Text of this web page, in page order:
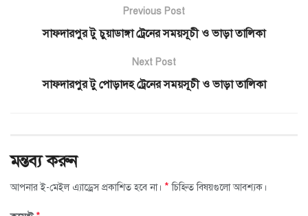
Previous Post
সাফদারপুর টু চুয়াডাঙ্গা ট্রেনের সময়সূচী ও ভাড়া তালিকা
Next Post
সাফদারপুর টু পোড়াদহ ট্রেনের সময়সূচী ও ভাড়া তালিকা
মন্তব্য করুন
আপনার ই-মেইল এ্যাড্রেস প্রকাশিত হবে না। * চিহ্নিত বিষয়গুলো আবশ্যক।